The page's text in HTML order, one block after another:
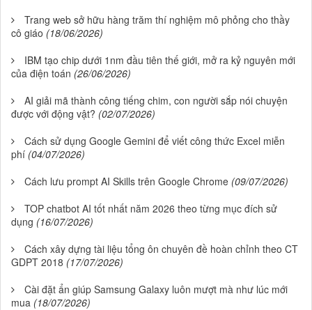
Trang web sở hữu hàng trăm thí nghiệm mô phỏng cho thầy
cô giáo (18/06/2026)
IBM tạo chip dưới 1nm đầu tiên thế giới, mở ra kỷ nguyên mới
của điện toán (26/06/2026)
AI giải mã thành công tiếng chim, con người sắp nói chuyện
được với động vật? (02/07/2026)
Cách sử dụng Google Gemini để viết công thức Excel miễn
phí (04/07/2026)
Cách lưu prompt AI Skills trên Google Chrome (09/07/2026)
TOP chatbot AI tốt nhất năm 2026 theo từng mục đích sử
dụng (16/07/2026)
Cách xây dựng tài liệu tổng ôn chuyên đề hoàn chỉnh theo CT
GDPT 2018 (17/07/2026)
Cài đặt ẩn giúp Samsung Galaxy luôn mượt mà như lúc mới
mua (18/07/2026)